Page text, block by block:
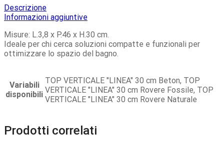
Descrizione
Informazioni aggiuntive
Misure: L.3,8 x P.46 x H.30 cm.
Ideale per chi cerca soluzioni compatte e funzionali per
ottimizzare lo spazio del bagno.
Variabili
disponibili
TOP VERTICALE "LINEA" 30 cm Beton, TOP
VERTICALE "LINEA" 30 cm Rovere Fossile, TOP
VERTICALE "LINEA" 30 cm Rovere Naturale
Prodotti correlati